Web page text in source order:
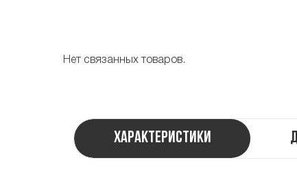
Нет связанных товаров.
Характеристики